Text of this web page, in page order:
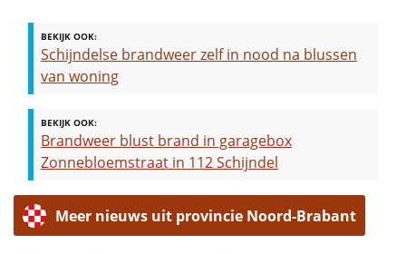
BEKIJK OOK:
Schijndelse brandweer zelf in nood na blussen
van woning
BEKIJK OOK:
Brandweer blust brand in garagebox
Zonnebloemstraat in 112 Schijndel
Meer nieuws uit provincie Noord-Brabant